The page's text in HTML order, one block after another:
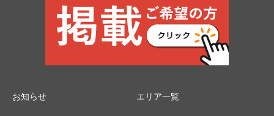
お知らせ エリア一覧